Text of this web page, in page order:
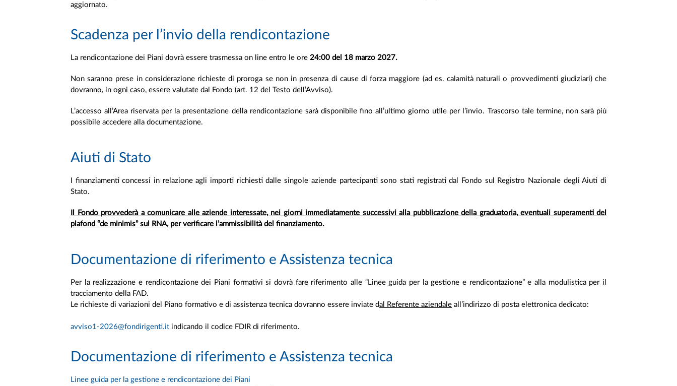
aggiornato.
Scadenza per l’invio della rendicontazione
La rendicontazione dei Piani dovrà essere trasmessa on line entro le ore 24:00 del 18 marzo 2027.
Non saranno prese in considerazione richieste di proroga se non in presenza di cause di forza maggiore (ad es. calamità naturali o provvedimenti giudiziari) che
dovranno, in ogni caso, essere valutate dal Fondo (art. 12 del Testo dell’Avviso).
L’accesso all’Area riservata per la presentazione della rendicontazione sarà disponibile fino all’ultimo giorno utile per l’invio. Trascorso tale termine, non sarà più
possibile accedere alla documentazione.
Aiuti di Stato
I finanziamenti concessi in relazione agli importi richiesti dalle singole aziende partecipanti sono stati registrati dal Fondo sul Registro Nazionale degli Aiuti di
Stato.
Il Fondo provvederà a comunicare alle aziende interessate, nei giorni immediatamente successivi alla pubblicazione della graduatoria, eventuali superamenti del
plafond “de minimis” sul RNA, per verificare l’ammissibilità del finanziamento.
Documentazione di riferimento e Assistenza tecnica
Per la realizzazione e rendicontazione dei Piani formativi si dovrà fare riferimento alle “Linee guida per la gestione e rendicontazione” e alla modulistica per il
tracciamento della FAD.
Le richieste di variazioni del Piano formativo e di assistenza tecnica dovranno essere inviate dal Referente aziendale all’indirizzo di posta elettronica dedicato:
avviso1-2026@fondirigenti.it indicando il codice FDIR di riferimento.
Documentazione di riferimento e Assistenza tecnica
Linee guida per la gestione e rendicontazione dei Piani